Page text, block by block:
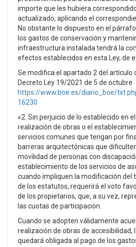
importe que les hubiera
actualizado, aplicando el
No obstante lo dispuesto en el
los gastos de conservación y
infraestructura instalada tendrá la
efectos establecidos en esta Ley, de
Se modifica el apartado 2 del artículo
Decreto Ley 19/2021 de 5 de octubre
https://www.boe.es/diario_boe/
16230
«2. Sin perjuicio de lo establecido en
realización de obras o el
servicios comunes que tengan por
barreras arquitectónicas que
movilidad de personas con
establecimiento de los servicios de
cuando impliquen la modificación del
de los estatutos, requerirá el voto
de los propietarios, que, a su vez,
las cuotas de participación.
Cuando se adopten válidamente
realización de obras de accesibilidad,
quedará obligada al pago de los